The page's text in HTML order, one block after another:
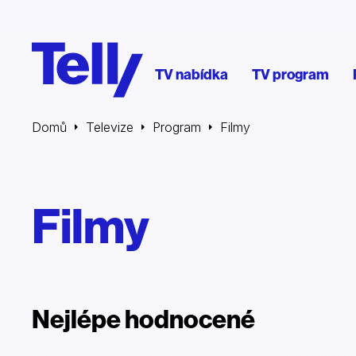
TV nabídka TV program
Domů Televize Program Filmy
Filmy
Nejlépe hodnocené